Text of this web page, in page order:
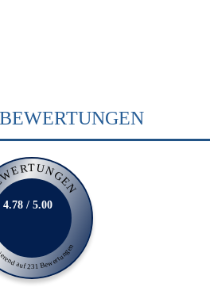
auf 231 Bewertungen
4.78 / 5.00